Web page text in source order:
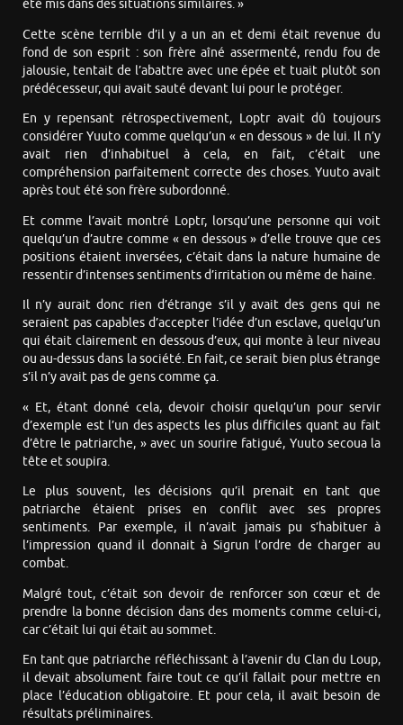
été mis dans des situations similaires. »
Cette scène terrible d’il y a un an et demi était revenue du
fond de son esprit : son frère aîné assermenté, rendu fou de
jalousie, tentait de l’abattre avec une épée et tuait plutôt son
prédécesseur, qui avait sauté devant lui pour le protéger.
En y repensant rétrospectivement, Loptr avait dû toujours
considérer Yuuto comme quelqu’un « en dessous » de lui. Il n’y
avait rien d’inhabituel à cela, en fait, c’était une
compréhension parfaitement correcte des choses. Yuuto avait
après tout été son frère subordonné.
Et comme l’avait montré Loptr, lorsqu’une personne qui voit
quelqu’un d’autre comme « en dessous » d’elle trouve que ces
positions étaient inversées, c’était dans la nature humaine de
ressentir d’intenses sentiments d’irritation ou même de haine.
Il n’y aurait donc rien d’étrange s’il y avait des gens qui ne
seraient pas capables d’accepter l’idée d’un esclave, quelqu’un
qui était clairement en dessous d’eux, qui monte à leur niveau
ou au-dessus dans la société. En fait, ce serait bien plus étrange
s’il n’y avait pas de gens comme ça.
« Et, étant donné cela, devoir choisir quelqu’un pour servir
d’exemple est l’un des aspects les plus difficiles quant au fait
d’être le patriarche, » avec un sourire fatigué, Yuuto secoua la
tête et soupira.
Le plus souvent, les décisions qu’il prenait en tant que
patriarche étaient prises en conflit avec ses propres
sentiments. Par exemple, il n’avait jamais pu s’habituer à
l’impression quand il donnait à Sigrun l’ordre de charger au
combat.
Malgré tout, c’était son devoir de renforcer son cœur et de
prendre la bonne décision dans des moments comme celui-ci,
car c’était lui qui était au sommet.
En tant que patriarche réfléchissant à l’avenir du Clan du Loup,
il devait absolument faire tout ce qu’il fallait pour mettre en
place l’éducation obligatoire. Et pour cela, il avait besoin de
résultats préliminaires.